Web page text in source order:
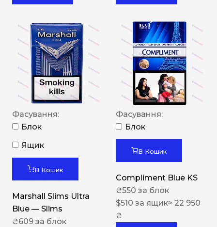
Фасування:
Блок
Ящик
В Кошик
Marshall Slims Ultra
Blue — Slims
₴609 за блок
Фасування:
Блок
В Кошик
Compliment Blue KS
₴550 за блок
$510 за ящик≈ 22 950
₴